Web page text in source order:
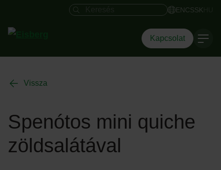
Keresés mező ENCSSK
Kapcsolat
Vissza
Spenótos mini quiche
zöldsalátával